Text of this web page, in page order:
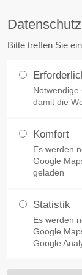
/
support for our
8:00am - 5:00pm
Bitte treffen Sie
damit die
Komfort
Es werden
Google
geladen
Statistik
Es werden
Google
Google